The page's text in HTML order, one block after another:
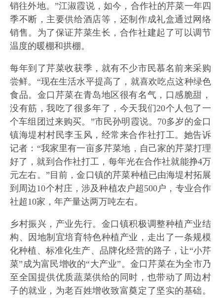
销往外地。”江淑霞说，如今，合作社的芹菜一年四
季不断，主要供给酒店等，还制作成礼盒通过网络
销售。为了保证芹菜生长，合作社建起了可以调节
温度的暖棚和拱棚。
每年到了芹菜收获季，就有不少市民慕名前来采购
尝鲜。“现在生活水平提高了，就喜欢吃点这种绿色
食品。金口芹菜在青岛地区很有名气，口感脆甜，
没有筋，我吃了很多年了，今天我们20个人包了一
个车组团过来购买。”市民孙明霞说。70多岁的金口
镇海堤村村民李玉风，经常来合作社打工。她告诉
记者：“我家里有一亩多芹菜地，自己家的芹菜打理
好了，就到合作社打工，每年光在合作社就能挣4万
元左右。”目前，金口镇的芹菜种植已由海堤村拓展
到周边10个村庄，涉及种植农户超500户，专业合作
社超10家，年产量达两万吨左右。
乡村振兴，产业先行。金口镇积极调整种植产业结
构、因地制宜培育特色种植产业，走出了一条规模
化种植、标准化生产、品牌化经营的路子，让“小芹
菜”成为富民增收的“大产业”。金口芹菜在为全市乃
至全国提供优质蔬菜供给的同时，也带动了周边村
子的就业，为老百姓增收致富奠定了坚实的基础。